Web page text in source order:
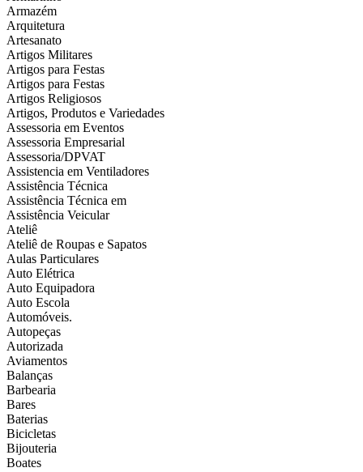
Armazém
Arquitetura
Artesanato
Artigos Militares
Artigos para Festas
Artigos para Festas
Artigos Religiosos
Artigos, Produtos e Variedades
Assessoria em Eventos
Assessoria Empresarial
Assessoria/DPVAT
Assistencia em Ventiladores
Assistência Técnica
Assistência Técnica em
Assistência Veicular
Ateliê
Ateliê de Roupas e Sapatos
Aulas Particulares
Auto Elétrica
Auto Equipadora
Auto Escola
Automóveis.
Autopeças
Autorizada
Aviamentos
Balanças
Barbearia
Bares
Baterias
Bicicletas
Bijouteria
Boates